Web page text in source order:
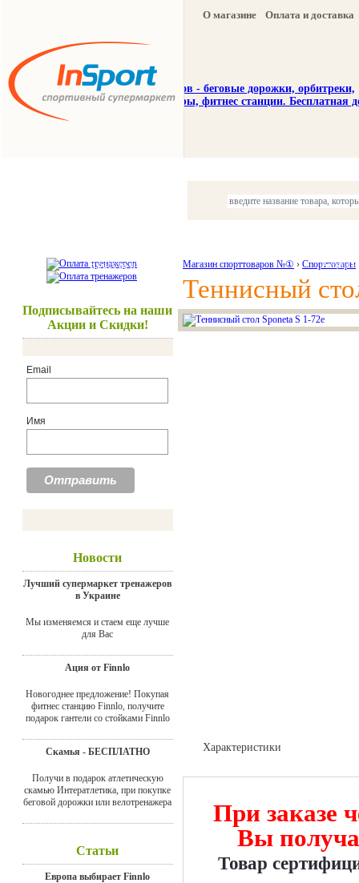
О магазине Оплата и доставка
Красота и здоровье Акции и
Подписывайтесь на наши
Акции и Скидки!
Email
Имя
Новости
Лучший супермаркет тренажеров
в Украине
Мы изменяемся и стаем еще лучше
для Вас
Ация от Finnlo
Новогоднее предложение! Покупая
фитнес станцию Finnlo, получите
подарок гантели со стойками Finnlo
Скамья - БЕСПЛАТНО
Получи в подарок атлетическую
скамью Интератлетика, при покупке
беговой дорожки или велотренажера
Статьи
Европа выбирает Finnlo
Магазин спорттоваров №① › Спорттовары
Теннисный
Характеристики
При заказе
Вы
Товар